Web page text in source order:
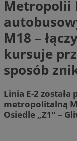
Metropolii
M18 –
kursuje
sposób
Linia E-2
metropolitalną
Osiedle „Z1” –